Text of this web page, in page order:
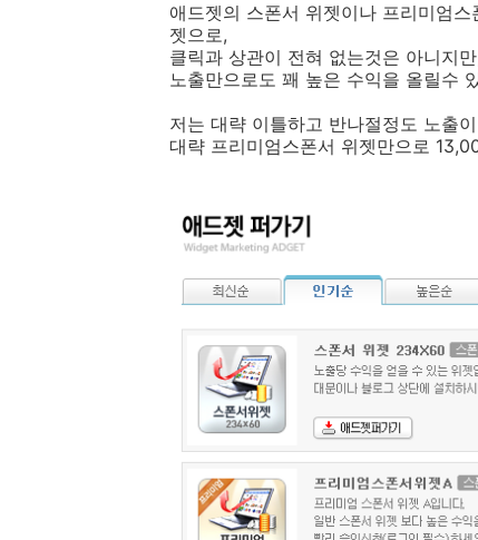
애드젯의 스폰서 위젯이나 프리미엄
젯으로,
클릭과 상관이 전혀 없는것은 아니지
노출만으로도 꽤 높은 수익을 올릴수
저는 대략 이틀하고 반나절정도 노출
대략 프리미엄스폰서 위젯만으로